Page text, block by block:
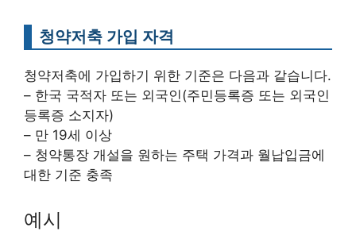
청약저축 가입 자격
청약저축에 가입하기 위한 기준은 다음과 같습니다.
– 한국 국적자 또는 외국인(주민등록증 또는 외국인
등록증 소지자)
– 만 19세 이상
– 청약통장 개설을 원하는 주택 가격과 월납입금에
대한 기준 충족
예시